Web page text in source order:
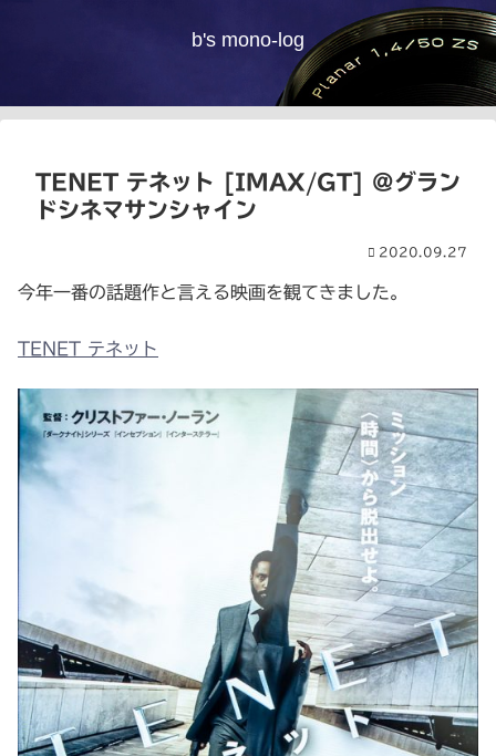
b's mono-log
TENET テネット [IMAX/GT] @グラン
ドシネマサンシャイン
2020.09.27
今年一番の話題作と言える映画を観てきました。
TENET テネット